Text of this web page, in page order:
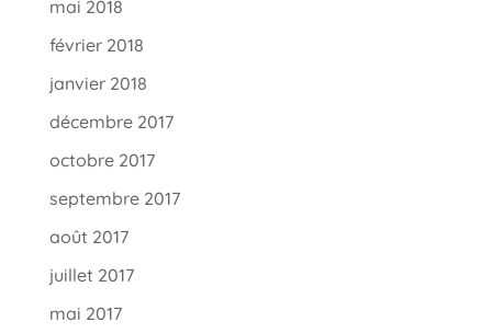
mai 2018
février 2018
janvier 2018
décembre 2017
octobre 2017
septembre 2017
août 2017
juillet 2017
mai 2017